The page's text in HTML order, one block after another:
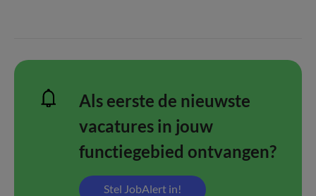
Als eerste de nieuwste
vacatures in jouw
functiegebied ontvangen?
Stel JobAlert in!